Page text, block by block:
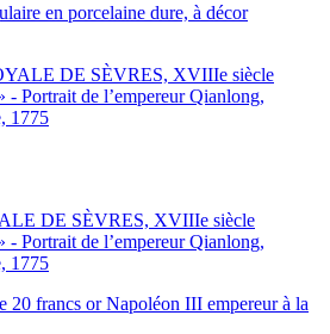
en porcelaine dure, à décor
DE SÈVRES, XVIIIe siècle
- Portrait de l’empereur Qianlong,
1775